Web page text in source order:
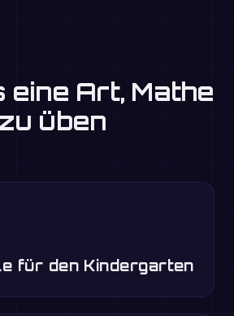
eine Art, Mathe
zu üben
für den Kindergarten